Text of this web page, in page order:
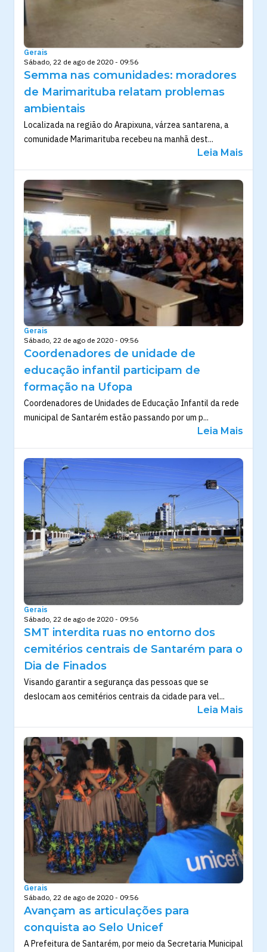
Gerais
Sábado, 22 de ago de 2020 - 09:56
Semma nas comunidades: moradores
de Marimarituba relatam problemas
ambientais
Localizada na região do Arapixuna, várzea santarena, a
comunidade Marimarituba recebeu na manhã dest...
Leia Mais
Gerais
Sábado, 22 de ago de 2020 - 09:56
Coordenadores de unidade de
educação infantil participam de
formação na Ufopa
Coordenadores de Unidades de Educação Infantil da rede
municipal de Santarém estão passando por um p...
Leia Mais
Gerais
Sábado, 22 de ago de 2020 - 09:56
SMT interdita ruas no entorno dos
cemitérios centrais de Santarém para o
Dia de Finados
Visando garantir a segurança das pessoas que se
deslocam aos cemitérios centrais da cidade para vel...
Leia Mais
Gerais
Sábado, 22 de ago de 2020 - 09:56
Avançam as articulações para
conquista ao Selo Unicef
A Prefeitura de Santarém, por meio da Secretaria Municipal